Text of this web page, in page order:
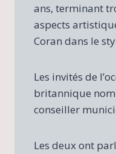
ans, terminant
aspects
Coran dans le
Les invités de
britannique
conseiller
Les deux ont